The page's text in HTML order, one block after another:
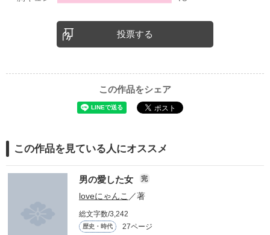
投票する
この作品をシェア
この作品を見ている人にオススメ
男の愛した女 完
loveにゃんこ ／著
総文字数/3,242
歴史・時代 27ページ